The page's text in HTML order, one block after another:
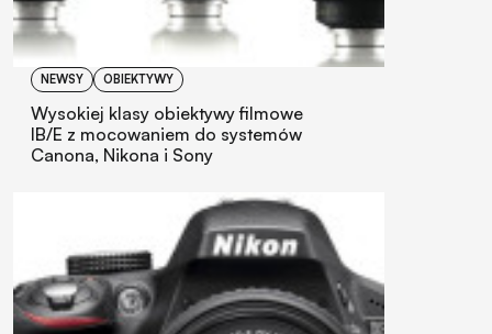
NEWSY OBIEKTYWY
Wysokiej klasy obiektywy filmowe
IB/E z mocowaniem do systemów
Canona, Nikona i Sony